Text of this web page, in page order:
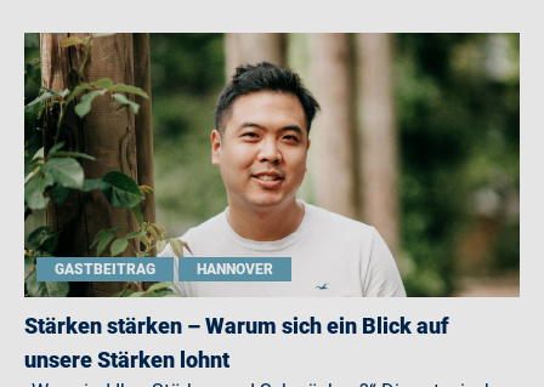
GASTBEITRAG HANNOVER
Stärken stärken – Warum sich ein Blick auf
unsere Stärken lohnt